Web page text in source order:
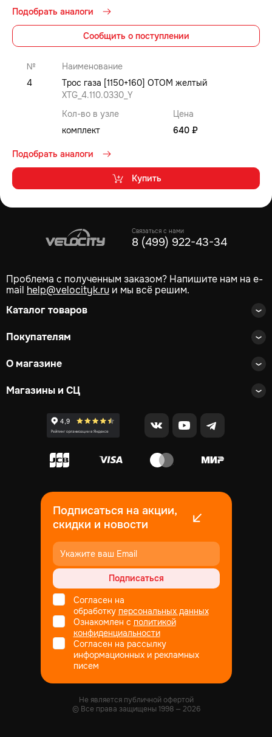
Сообщить о поступлении
Подобрать аналоги
№
Наименование
4
Трос газа [1150+160] OTOM желтый
XTG_4.110.0330_Y
Кол-во в узле
Цена
комплект
640 ₽
Купить
Подобрать аналоги
Связаться с нами
8 (499) 922-43-34
Проблема с полученным заказом? Напишите нам на e-
mail help@velocityk.ru и мы всё решим.
Каталог товаров
Покупателям
О магазине
Магазины и СЦ
Подписаться на акции,
скидки и новости
Подписаться
Согласен на
обработку персональных данных
Ознакомлен с политикой
конфиденциальности
Согласен на рассылку
информационных и рекламных
писем
Не является публичной офертой
© Все права защищены1998— 2026